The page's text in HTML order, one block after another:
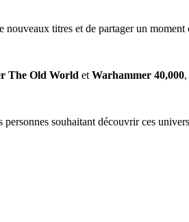
nouveaux titres et de partager un
The Old World et Warhammer 40,000
souhaitant découvrir ces